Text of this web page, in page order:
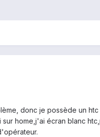
donc je possède un
home,j'ai écran blanc